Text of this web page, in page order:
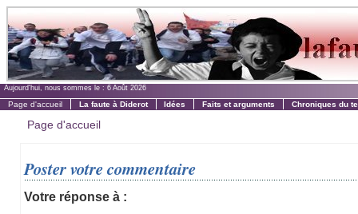
Aujourd'hui, nous sommes le : 6 Août 2026
Page d'accueil La faute à Diderot Idées Faits et arguments Chroniques du
Page d'accueil
Poster votre commentaire
Votre réponse à :